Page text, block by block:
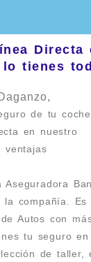
Directa
tienes
de tu coche
en nuestro
ventajas
Aseguradora
la compañía. Es
Autos con
tu seguro
de taller,